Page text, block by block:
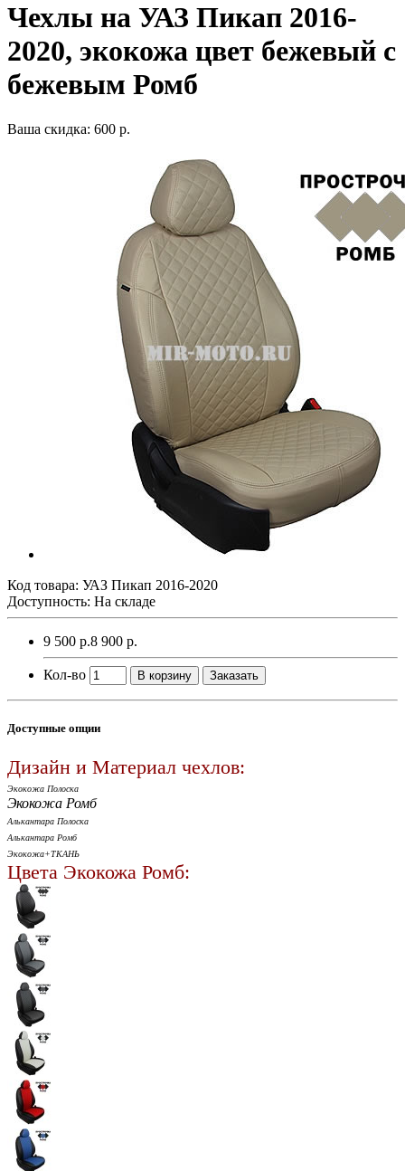
Чехлы на УАЗ Пикап 2016-
2020, экокожа цвет бежевый с
бежевым Ромб
Ваша скидка: 600 р.
Код товара: УАЗ Пикап 2016-2020
Доступность: На складе
9 500 р.8 900 р.
Кол-во В корзину Заказать
Доступные опции
Дизайн и Материал чехлов:
Экокожа Полоска
Экокожа Ромб
Алькантара Полоска
Алькантара Ромб
Экокожа+ТКАНЬ
Цвета Экокожа Ромб: